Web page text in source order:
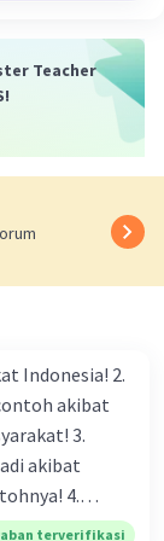
sedang
Teacher
Indonesia! 2.
akibat
3.
akibat
4.
keberagaman
terverifikasi